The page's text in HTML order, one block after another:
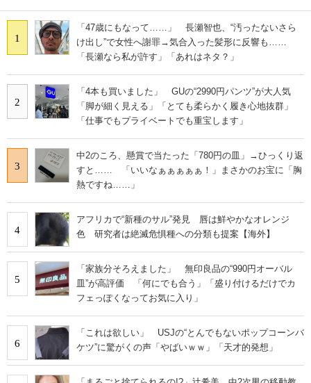
1
「47歳にもなって……」 長瀬智也、“汚ったないさら
け出し”で女性へ謝罪→気合入った髪形に反響も……
「長瀬なら私が許す」「あれはネタ？」
2
「4本も買いました」 GUの“2990円パンツ”が大人気
「脚が細く見える」「とても柔らかく履き心地抜群」
「仕事でもプライベートでも重宝します」
3
中2のころ、懸賞で当たった「780円の皿」→ひっくり返
すと…… 「いいなぁぁぁぁぁ！」まさかのお宝に「胸
熱ですね……」
4
アフリカで“新種のサル”発見 唇は鮮やかなオレンジ
色 研究者は絶滅危惧種への分類も提案【海外】
5
「家族分そろえました」 無印良品の“990円オーバル
皿”が高評価 「何にでも合う」「盛り付けるだけでカ
フェっぽくなってお気に入り」
6
「これは欲しい」 USJの“とんでもないポップコーンバ
ケツ”に驚がくの声「やばいｗｗ」「天才的発想」